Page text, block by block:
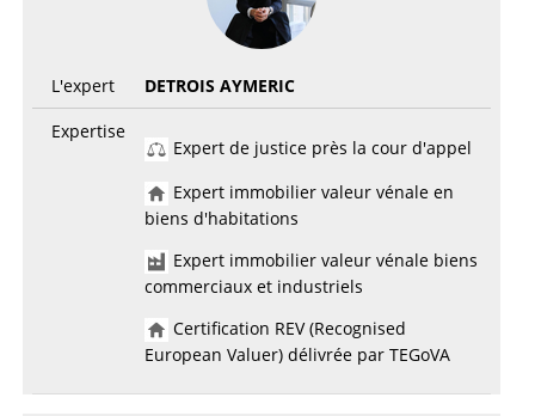
L'expert
DETROIS AYMERIC
Expertise
Expert de justice près la cour d'appel
Expert immobilier valeur vénale en
biens d'habitations
Expert immobilier valeur vénale biens
commerciaux et industriels
Certification REV (Recognised
European Valuer) délivrée par TEGoVA